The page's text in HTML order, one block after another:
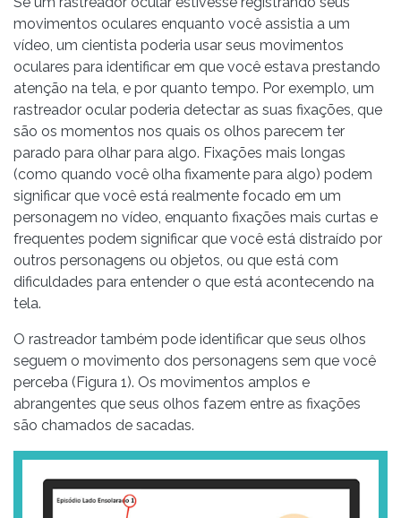
movimentos oculares enquanto você assistia a um
vídeo, um cientista poderia usar seus movimentos
oculares para identificar em que você estava prestando
atenção na tela, e por quanto tempo. Por exemplo, um
rastreador ocular poderia detectar as suas fixações, que
são os momentos nos quais os olhos parecem ter
parado para olhar para algo. Fixações mais longas
(como quando você olha fixamente para algo) podem
significar que você está realmente focado em um
personagem no vídeo, enquanto fixações mais curtas e
frequentes podem significar que você está distraído por
outros personagens ou objetos, ou que está com
dificuldades para entender o que está acontecendo na
tela.
O rastreador também pode identificar que seus olhos
seguem o movimento dos personagens sem que você
perceba (Figura 1). Os movimentos amplos e
abrangentes que seus olhos fazem entre as fixações
são chamados de sacadas.